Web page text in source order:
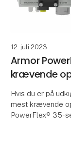
12. juli 2023
Armor
krævende
Hvis du er på
mest krævende
PowerFlex® 35-